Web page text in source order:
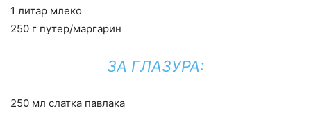
1 литар млеко
250 г путер/маргарин
ЗА ГЛАЗУРА:
250 мл слатка павлака